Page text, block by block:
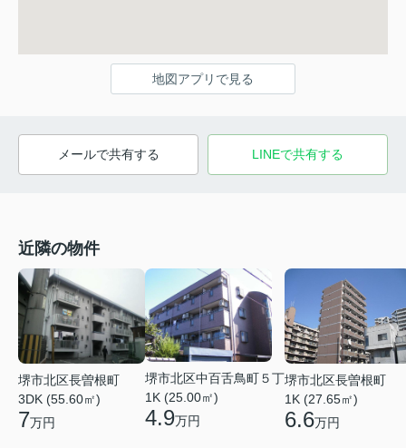
地図アプリで見る
メールで共有する LINEで共有する
近隣の物件
堺市北区長曽根町
3DK (55.60㎡)
7万円
堺市北区中百舌鳥町５丁
1K (25.00㎡)
4.9万円
堺市北区長曽根町
1K (27.65㎡)
6.6万円